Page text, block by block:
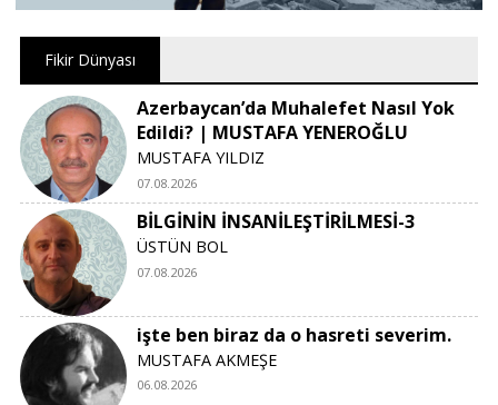
Fikir Dünyası
Azerbaycan’da Muhalefet Nasıl Yok
Edildi? | MUSTAFA YENEROĞLU
MUSTAFA YILDIZ
07.08.2026
BİLGİNİN İNSANİLEŞTİRİLMESİ-3
ÜSTÜN BOL
07.08.2026
işte ben biraz da o hasreti severim.
MUSTAFA AKMEŞE
06.08.2026